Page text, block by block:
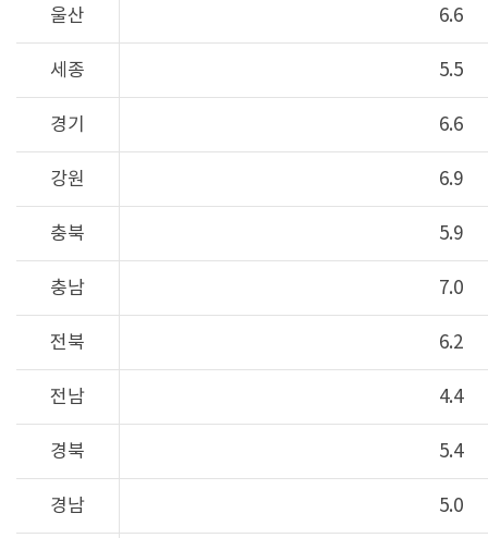
울산 6.6
세종 5.5
경기 6.6
강원 6.9
충북 5.9
충남 7.0
전북 6.2
전남 4.4
경북 5.4
경남 5.0